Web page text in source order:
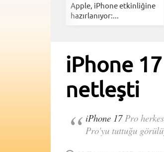
Apple, iPhone etkinliğine
hazırlanıyor:...
iPhone
netleşti
iPhone 17Pro
Pro'yu tuttuğu